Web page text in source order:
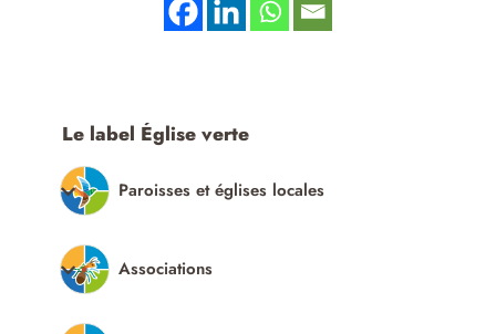
Le label Église verte
Paroisses et églises locales
Associations